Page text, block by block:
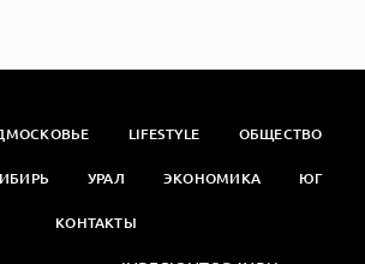
LIFESTYLE ОБЩЕСТВО
УРАЛ ЭКОНОМИКА ЮГ
КОНТАКТЫ